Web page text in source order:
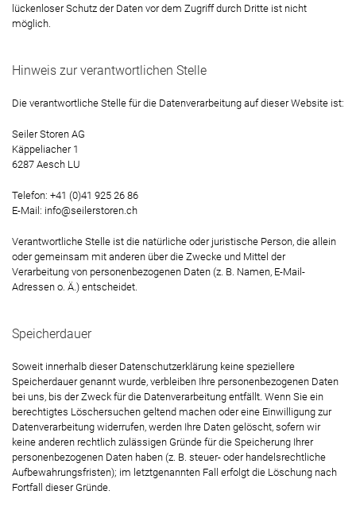
lückenloser Schutz der Daten vor dem Zugriff durch Dritte ist nicht
möglich.
Hinweis zur verantwortlichen Stelle
Die verantwortliche Stelle für die Datenverarbeitung auf dieser Website ist:
Seiler Storen AG
Käppeliacher 1
6287 Aesch LU
Telefon: +41 (0)41 925 26 86
E-Mail: info@seilerstoren.ch
Verantwortliche Stelle ist die natürliche oder juristische Person, die allein
oder gemeinsam mit anderen über die Zwecke und Mittel der
Verarbeitung von personenbezogenen Daten (z. B. Namen, E-Mail-
Adressen o. Ä.) entscheidet.
Speicherdauer
Soweit innerhalb dieser Datenschutzerklärung keine speziellere
Speicherdauer genannt wurde, verbleiben Ihre personenbezogenen Daten
bei uns, bis der Zweck für die Datenverarbeitung entfällt. Wenn Sie ein
berechtigtes Löschersuchen geltend machen oder eine Einwilligung zur
Datenverarbeitung widerrufen, werden Ihre Daten gelöscht, sofern wir
keine anderen rechtlich zulässigen Gründe für die Speicherung Ihrer
personenbezogenen Daten haben (z. B. steuer- oder handelsrechtliche
Aufbewahrungsfristen); im letztgenannten Fall erfolgt die Löschung nach
Fortfall dieser Gründe.